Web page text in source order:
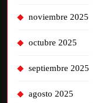
noviembre 2025
octubre 2025
septiembre 2025
agosto 2025